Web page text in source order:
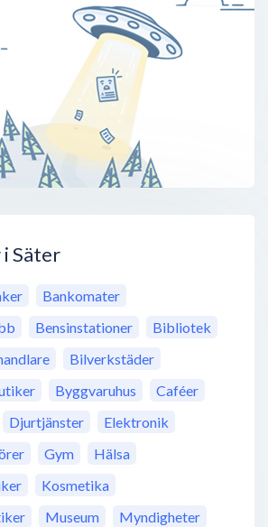
Säter
Bankomater
Bensinstationer
Bibliotek
Bilverkstäder
Byggvaruhus
Caféer
Djurtjänster
Elektronik
Gym
Hälsa
Kosmetika
Museum
Myndigheter